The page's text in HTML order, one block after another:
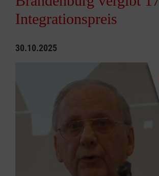
Integrationspreis
30.10.2025